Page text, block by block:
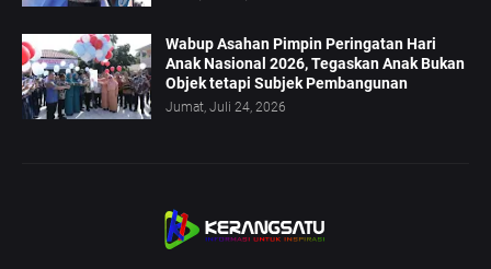
Wabup Asahan Pimpin Peringatan Hari
Anak Nasional 2026, Tegaskan Anak Bukan
Objek tetapi Subjek Pembangunan
Jumat, Juli 24, 2026